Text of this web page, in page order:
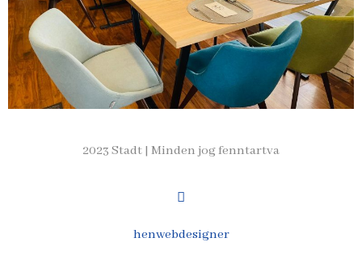
2023 Stadt | Minden jog fenntartva
henwebdesigner